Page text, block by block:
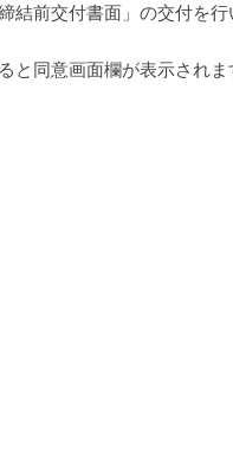
前交付書面」の交付を
と同意画面欄が表示され